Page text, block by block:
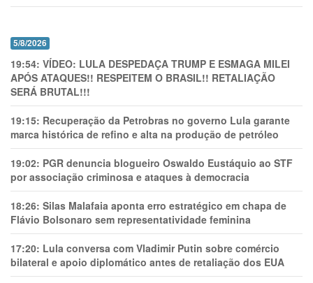
5/8/2026
19:54: VÍDEO: LULA DESPEDAÇA TRUMP E ESMAGA MILEI
APÓS ATAQUES!! RESPEITEM O BRASIL!! RETALIAÇÃO
SERÁ BRUTAL!!!
19:15: Recuperação da Petrobras no governo Lula garante
marca histórica de refino e alta na produção de petróleo
19:02: PGR denuncia blogueiro Oswaldo Eustáquio ao STF
por associação criminosa e ataques à democracia
18:26: Silas Malafaia aponta erro estratégico em chapa de
Flávio Bolsonaro sem representatividade feminina
17:20: Lula conversa com Vladimir Putin sobre comércio
bilateral e apoio diplomático antes de retaliação dos EUA